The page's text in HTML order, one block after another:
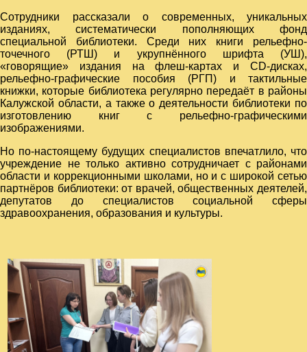
Сотрудники рассказали о современных, уникальных
изданиях, систематически пополняющих фонд
специальной библиотеки. Среди них книги рельефно-
точечного (РТШ) и укрупнённого шрифта (УШ),
«говорящие» издания на флеш-картах и CD-дисках,
рельефно-графические пособия (РГП) и тактильные
книжки, которые библиотека регулярно передаёт в районы
Калужской области, а также о деятельности библиотеки по
изготовлению книг с рельефно-графическими
изображениями.
Но по-настоящему будущих специалистов впечатлило, что
учреждение не только активно сотрудничает с районами
области и коррекционными школами, но и с широкой сетью
партнёров библиотеки: от врачей, общественных деятелей,
депутатов до специалистов социальной сферы
здравоохранения, образования и культуры.